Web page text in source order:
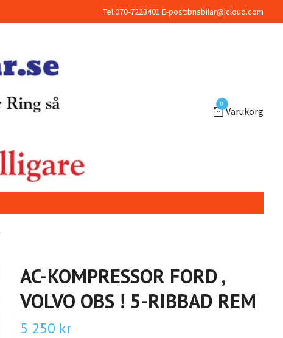
Tel.070-7223401 E-post:bnsbilar@icloud.com
0
Varukorg
AC-KOMPRESSOR FORD ,
VOLVO OBS ! 5-RIBBAD REM
5 250 kr